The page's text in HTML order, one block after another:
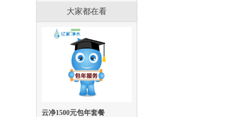
大家都在看
云净1500元包年套餐